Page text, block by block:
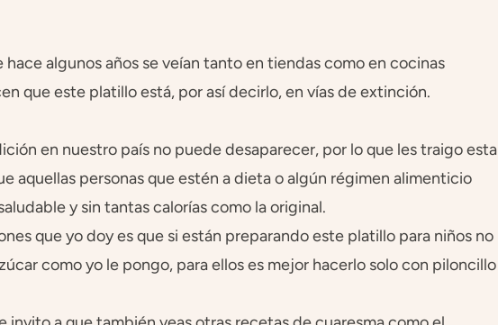
algunos años se veían tanto en tiendas como en cocinas
que este platillo está, por así decirlo, en vías de extinción.
en nuestro país no puede desaparecer, por lo que les traigo esta
aquellas personas que estén a dieta o algún régimen alimenticio
y sin tantas calorías como la original.
que yo doy es que si están preparando este platillo para niños no
como yo le pongo, para ellos es mejor hacerlo solo con piloncillo